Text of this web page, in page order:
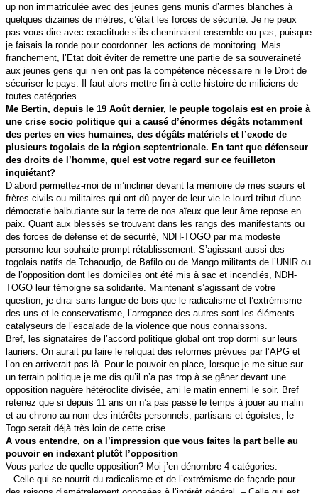
up non immatriculée avec des jeunes gens munis d’armes blanches à
quelques dizaines de mètres, c’était les forces de sécurité. Je ne peux
pas vous dire avec exactitude s’ils cheminaient ensemble ou pas, puisque
je faisais la ronde pour coordonner les actions de monitoring. Mais
franchement, l’Etat doit éviter de remettre une partie de sa souveraineté
aux jeunes gens qui n’en ont pas la compétence nécessaire ni le Droit de
sécuriser le pays. Il faut alors mettre fin à cette histoire de miliciens de
toutes catégories.
Me Bertin, depuis le 19 Août dernier, le peuple togolais est en proie à
une crise socio politique qui a causé d’énormes dégâts notamment
des pertes en vies humaines, des dégâts matériels et l’exode de
plusieurs togolais de la région septentrionale. En tant que défenseur
des droits de l’homme, quel est votre regard sur ce feuilleton
inquiétant?
D’abord permettez-moi de m’incliner devant la mémoire de mes sœurs et
frères civils ou militaires qui ont dû payer de leur vie le lourd tribut d’une
démocratie balbutiante sur la terre de nos aïeux que leur âme repose en
paix. Quant aux blessés se trouvant dans les rangs des manifestants ou
des forces de défense et de sécurité, NDH-TOGO par ma modeste
personne leur souhaite prompt rétablissement. S’agissant aussi des
togolais natifs de Tchaoudjo, de Bafilo ou de Mango militants de l’UNIR ou
de l’opposition dont les domiciles ont été mis à sac et incendiés, NDH-
TOGO leur témoigne sa solidarité. Maintenant s’agissant de votre
question, je dirai sans langue de bois que le radicalisme et l’extrémisme
des uns et le conservatisme, l’arrogance des autres sont les éléments
catalyseurs de l’escalade de la violence que nous connaissons.
Bref, les signataires de l’accord politique global ont trop dormi sur leurs
lauriers. On aurait pu faire le reliquat des reformes prévues par l’APG et
l’on en arriverait pas là. Pour le pouvoir en place, lorsque je me situe sur
un terrain politique je me dis qu’il n’a pas trop à se gêner devant une
opposition naguère hétéroclite divisée, ami le matin ennemi le soir. Bref
retenez que si depuis 11 ans on n’a pas passé le temps à jouer au malin
et au chrono au nom des intérêts personnels, partisans et égoïstes, le
Togo serait déjà très loin de cette crise.
A vous entendre, on a l’impression que vous faites la part belle au
pouvoir en indexant plutôt l’opposition
Vous parlez de quelle opposition? Moi j’en dénombre 4 catégories:
– Celle qui se nourrit du radicalisme et de l’extrémisme de façade pour